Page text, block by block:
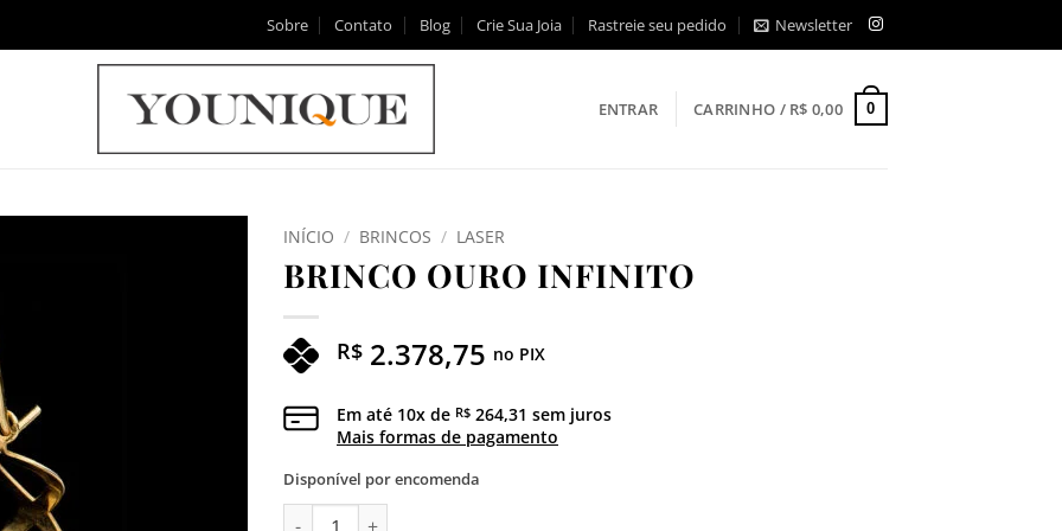
Sobre Contato Blog Crie Sua Joia Rastreie seu pedido Newsletter
ENTRAR CARRINHO / R$ 0,00 0
INÍCIO / BRINCOS / LASER
BRINCO OURO INFINITO
R$ 2.378,75 no PIX
Em até 10x de R$ 264,31 sem juros
Mais formas de pagamento
Disponível por encomenda
BRINCO OURO INFINITO quantidade